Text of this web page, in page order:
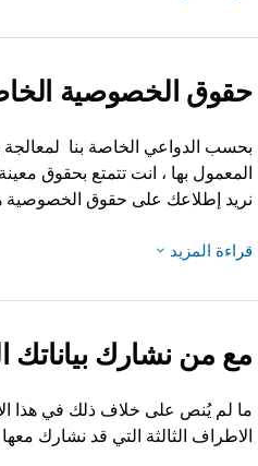
الخصوصية
الدواعي الخاصة بنا لمعالجة
بها ، انت تتمتع بحقوق معينة
إطلاعك على حقوق الخصوصية
المزيد
من نشارك بياناتك
لم يُنص على خلاف ذلك في هذا
الثالثة التي قد نشارك معها